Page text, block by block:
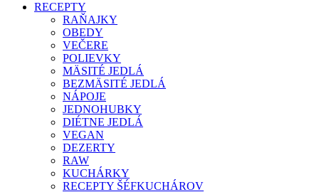
RECEPTY
RAŇAJKY
OBEDY
VEČERE
POLIEVKY
MÄSITÉ JEDLÁ
BEZMÄSITÉ JEDLÁ
NÁPOJE
JEDNOHUBKY
DIÉTNE JEDLÁ
VEGAN
DEZERTY
RAW
KUCHÁRKY
RECEPTY ŠÉFKUCHÁROV